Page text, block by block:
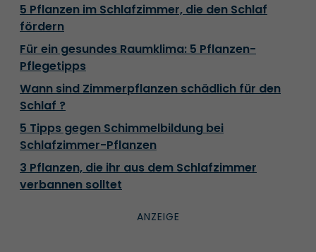
5 Pflanzen im Schlafzimmer, die den Schlaf
fördern
Für ein gesundes Raumklima: 5 Pflanzen-
Pflegetipps
Wann sind Zimmerpflanzen schädlich für den
Schlaf ?
5 Tipps gegen Schimmelbildung bei
Schlafzimmer-Pflanzen
3 Pflanzen, die ihr aus dem Schlafzimmer
verbannen solltet